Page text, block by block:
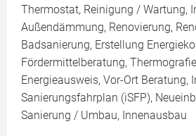
Thermostat, Reinigung / Wartung,
Außendämmung, Renovierung,
Badsanierung, Erstellung
Fördermittelberatung,
Energieausweis, Vor-Ort Beratung,
Sanierungsfahrplan (iSFP),
Sanierung / Umbau, Innenausbau